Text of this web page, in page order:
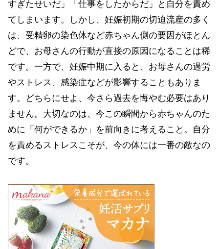
すぎたせいだ」「仕事をしたからだ」と自分を責め
てしまいます。しかし、妊娠初期の切迫流産の多く
は、受精卵の染色体など赤ちゃん側の要因がほとん
どで、お母さんの行動が直接の原因になることは稀
です。一方で、妊娠中期に入ると、お母さんの過労
やストレス、感染症などが影響することもありま
す。どちらにせよ、今さら過去を悔やむ必要はあり
ません。大切なのは、今この瞬間から赤ちゃんのた
めに「何ができるか」を前向きに考えること。自分
を責めるストレスこそが、今の体には一番の敵なの
です。